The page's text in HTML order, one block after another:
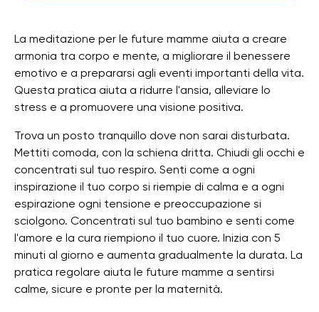
La meditazione per le future mamme aiuta a creare
armonia tra corpo e mente, a migliorare il benessere
emotivo e a prepararsi agli eventi importanti della vita.
Questa pratica aiuta a ridurre l'ansia, alleviare lo
stress e a promuovere una visione positiva.
Trova un posto tranquillo dove non sarai disturbata.
Mettiti comoda, con la schiena dritta. Chiudi gli occhi e
concentrati sul tuo respiro. Senti come a ogni
inspirazione il tuo corpo si riempie di calma e a ogni
espirazione ogni tensione e preoccupazione si
sciolgono. Concentrati sul tuo bambino e senti come
l'amore e la cura riempiono il tuo cuore. Inizia con 5
minuti al giorno e aumenta gradualmente la durata. La
pratica regolare aiuta le future mamme a sentirsi
calme, sicure e pronte per la maternità.